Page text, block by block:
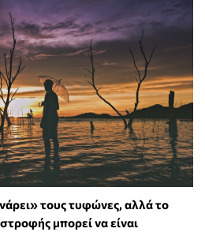
τους τυφώνες, αλλά το
μπορεί να είναι